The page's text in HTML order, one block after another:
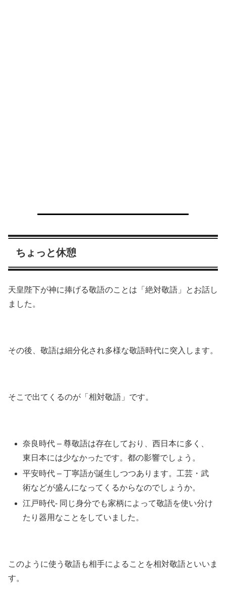
ちょっと休憩
天皇陛下が神に捧げる敬語のことは「絶対敬語」とお話し
ました。
その後、敬語は細分化され多様な敬語時代に突入します。
そこで出てくるのが「相対敬語」です。
奈良時代 – 尊敬語は存在しており、西日本に多く、
東日本には少なかったです。都の影響でしょう。
平安時代 – 丁寧語が誕生しつつあります。工芸・武
術などが盛んになってくるからなのでしょうか。
江戸時代- 同じ身分でも家柄によって敬語を使い分け
たり器用なことをしていました。
このように使う敬語も相手によることを相対敬語といいま
す。